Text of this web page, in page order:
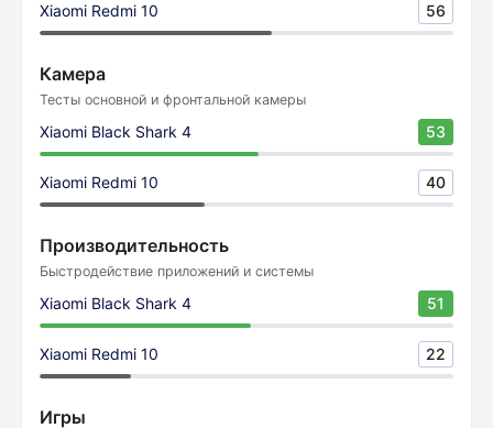
Xiaomi Redmi 10 56
Камера
Тесты основной и фронтальной камеры
Xiaomi Black Shark 4 53
Xiaomi Redmi 10 40
Производительность
Быстродействие приложений и системы
Xiaomi Black Shark 4 51
Xiaomi Redmi 10 22
Игры